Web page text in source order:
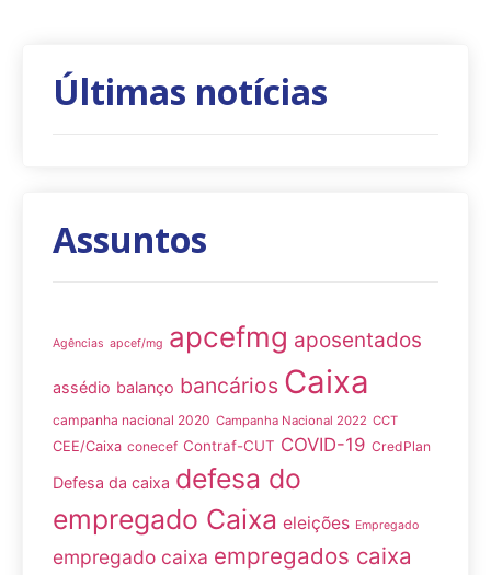
Últimas notícias
Assuntos
Agências apcef/mg apcefmg aposentados
assédio balanço bancários Caixa
campanha nacional 2020 Campanha Nacional 2022 CCT
CEE/Caixa conecef Contraf-CUT COVID-19 CredPlan
Defesa da caixa defesa do
empregado Caixa eleições Empregado
empregado caixa empregados caixa